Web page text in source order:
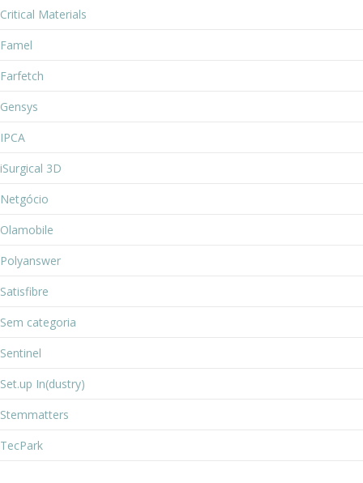
Critical Materials
Famel
Farfetch
Gensys
IPCA
iSurgical 3D
Netgócio
Olamobile
Polyanswer
Satisfibre
Sem categoria
Sentinel
Set.up In(dustry)
Stemmatters
TecPark